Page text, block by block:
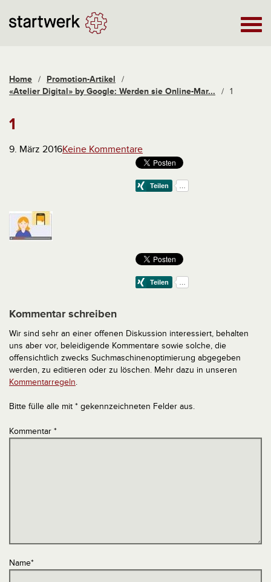
Home / Promotion-Artikel
/
«Atelier Digital» by Google: Werden sie Online-Mar...
/ 1
1
9. März 2016Keine Kommentare
Kommentar schreiben
Wir sind sehr an einer offenen Diskussion interessiert, behalten
uns aber vor, beleidigende Kommentare sowie solche, die
offensichtlich zwecks Suchmaschinenoptimierung abgegeben
werden, zu editieren oder zu löschen. Mehr dazu in unseren
Kommentarregeln.
Bitte fülle alle mit * gekennzeichneten Felder aus.
Kommentar *
Name*